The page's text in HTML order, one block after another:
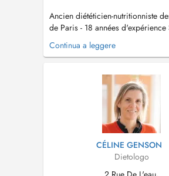
Ancien diététicien-nutritionniste
de Paris - 18 années
Obésité - Diabètes Maigrir sans
sans être fatigué. Stabilisation
femme enceinte : préparation de
et de la PMA, contrôle ...
Continua a leggere
CÉLINE GENSON
Dietologo